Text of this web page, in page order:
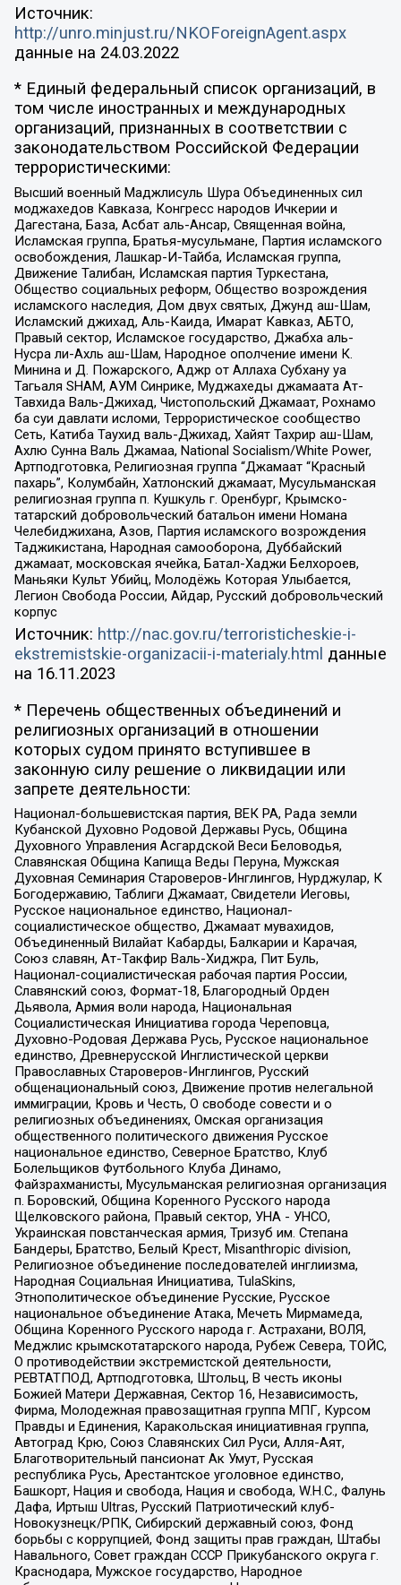
Источник:
http://unro.minjust.ru/NKOForeignAgent.aspx
данные на 24.03.2022
* Единый федеральный список организаций, в
том числе иностранных и международных
организаций, признанных в соответствии с
законодательством Российской Федерации
террористическими:
Высший военный Маджлисуль Шура Объединенных сил
моджахедов Кавказа, Конгресс народов Ичкерии и
Дагестана, База, Асбат аль-Ансар, Священная война,
Исламская группа, Братья-мусульмане, Партия исламского
освобождения, Лашкар-И-Тайба, Исламская группа,
Движение Талибан, Исламская партия Туркестана,
Общество социальных реформ, Общество возрождения
исламского наследия, Дом двух святых, Джунд аш-Шам,
Исламский джихад, Аль-Каида, Имарат Кавказ, АБТО,
Правый сектор, Исламское государство, Джабха аль-
Нусра ли-Ахль аш-Шам, Народное ополчение имени К.
Минина и Д. Пожарского, Аджр от Аллаха Субхану уа
Тагьаля SHAM, АУМ Синрике, Муджахеды джамаата Ат-
Тавхида Валь-Джихад, Чистопольский Джамаат, Рохнамо
ба суи давлати исломи, Террористическое сообщество
Сеть, Катиба Таухид валь-Джихад, Хайят Тахрир аш-Шам,
Ахлю Сунна Валь Джамаа, National Socialism/White Power,
Артподготовка, Религиозная группа “Джамаат “Красный
пахарь”, Колумбайн, Хатлонский джамаат, Мусульманская
религиозная группа п. Кушкуль г. Оренбург, Крымско-
татарский добровольческий батальон имени Номана
Челебиджихана, Азов, Партия исламского возрождения
Таджикистана, Народная самооборона, Дуббайский
джамаат, московская ячейка, Батал-Хаджи Белхороев,
Маньяки Культ Убийц, Молодёжь Которая Улыбается,
Легион Свобода России, Айдар, Русский добровольческий
корпус
Источник: http://nac.gov.ru/terroristicheskie-i-
ekstremistskie-organizacii-i-materialy.html данные
на 16.11.2023
* Перечень общественных объединений и
религиозных организаций в отношении
которых судом принято вступившее в
законную силу решение о ликвидации или
запрете деятельности:
Национал-большевистская партия, ВЕК РА, Рада земли
Кубанской Духовно Родовой Державы Русь, Община
Духовного Управления Асгардской Веси Беловодья,
Славянская Община Капища Веды Перуна, Мужская
Духовная Семинария Староверов-Инглингов, Нурджулар, К
Богодержавию, Таблиги Джамаат, Свидетели Иеговы,
Русское национальное единство, Национал-
социалистическое общество, Джамаат мувахидов,
Объединенный Вилайат Кабарды, Балкарии и Карачая,
Союз славян, Ат-Такфир Валь-Хиджра, Пит Буль,
Национал-социалистическая рабочая партия России,
Славянский союз, Формат-18, Благородный Орден
Дьявола, Армия воли народа, Национальная
Социалистическая Инициатива города Череповца,
Духовно-Родовая Держава Русь, Русское национальное
единство, Древнерусской Инглистической церкви
Православных Староверов-Инглингов, Русский
общенациональный союз, Движение против нелегальной
иммиграции, Кровь и Честь, О свободе совести и о
религиозных объединениях, Омская организация
общественного политического движения Русское
национальное единство, Северное Братство, Клуб
Болельщиков Футбольного Клуба Динамо,
Файзрахманисты, Мусульманская религиозная организация
п. Боровский, Община Коренного Русского народа
Щелковского района, Правый сектор, УНА - УНСО,
Украинская повстанческая армия, Тризуб им. Степана
Бандеры, Братство, Белый Крест, Misanthropic division,
Религиозное объединение последователей инглиизма,
Народная Социальная Инициатива, TulaSkins,
Этнополитическое объединение Русские, Русское
национальное объединение Атака, Мечеть Мирмамеда,
Община Коренного Русского народа г. Астрахани, ВОЛЯ,
Меджлис крымскотатарского народа, Рубеж Севера, ТОЙС,
О противодействии экстремистской деятельности,
РЕВТАТПОД, Артподготовка, Штольц, В честь иконы
Божией Матери Державная, Сектор 16, Независимость,
Фирма, Молодежная правозащитная группа МПГ, Курсом
Правды и Единения, Каракольская инициативная группа,
Автоград Крю, Союз Славянских Сил Руси, Алля-Аят,
Благотворительный пансионат Ак Умут, Русская
республика Русь, Арестантское уголовное единство,
Башкорт, Нация и свобода, Нация и свобода, W.H.С., Фалунь
Дафа, Иртыш Ultras, Русский Патриотический клуб-
Новокузнецк/РПК, Сибирский державный союз, Фонд
борьбы с коррупцией, Фонд защиты прав граждан, Штабы
Навального, Совет граждан СССР Прикубанского округа г.
Краснодара, Мужское государство, Народное